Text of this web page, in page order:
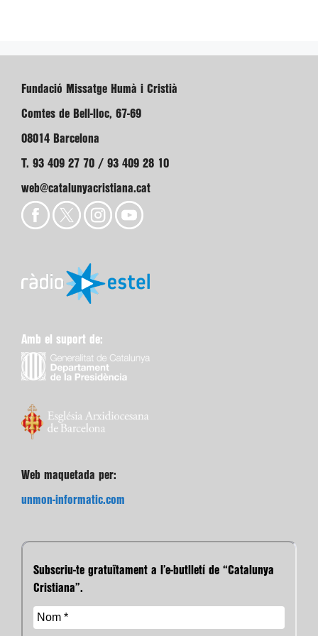
Fundació Missatge Humà i Cristià
Comtes de Bell-lloc, 67-69
08014 Barcelona
T. 93 409 27 70 / 93 409 28 10
web@catalunyacristiana.cat
Amb el suport de:
Web maquetada per:
unmon-informatic.com
Subscriu-te gratuïtament a l’e-butlletí de “Catalunya
Cristiana”.